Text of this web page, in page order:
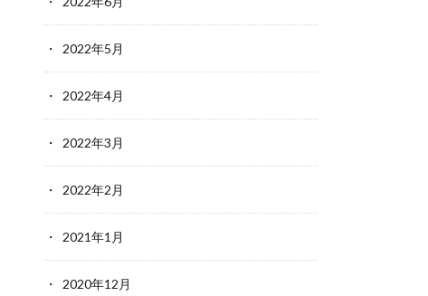
2022年5月
2022年4月
2022年3月
2022年2月
2021年1月
2020年12月